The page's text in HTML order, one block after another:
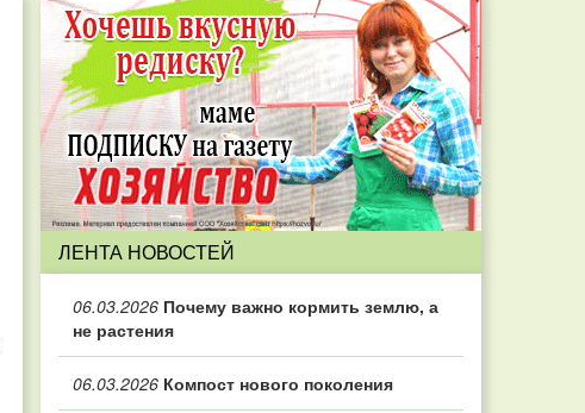
ЛЕНТА НОВОСТЕЙ
06.03.2026 Почему важно кормить землю, а
не растения
06.03.2026 Компост нового поколения